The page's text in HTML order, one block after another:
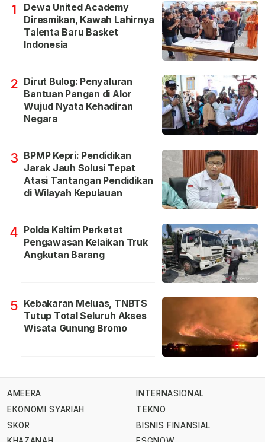
1
Dewa United Academy
Diresmikan, Kawah Lahirnya
Talenta Baru Basket
Indonesia
2 Dirut Bulog: Penyaluran
Bantuan Pangan di Alor
Wujud Nyata Kehadiran
Negara
3 BPMP Kepri: Pendidikan
Jarak Jauh Solusi Tepat
Atasi Tantangan Pendidikan
di Wilayah Kepulauan
4 Polda Kaltim Perketat
Pengawasan Kelaikan Truk
Angkutan Barang
5 Kebakaran Meluas, TNBTS
Tutup Total Seluruh Akses
Wisata Gunung Bromo
AMEERA
EKONOMI SYARIAH
SKOR
INTERNASIONAL
TEKNO
BISNIS FINANSIAL